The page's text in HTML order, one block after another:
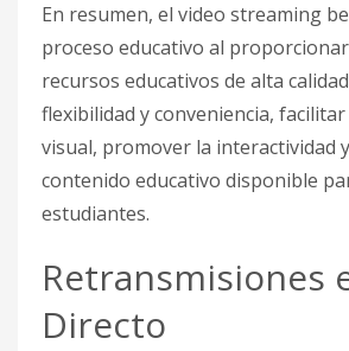
En resumen, el video streaming
proceso educativo al proporcionar
recursos educativos de alta
flexibilidad y conveniencia,
visual, promover la interactividad
contenido educativo disponible
estudiantes.
Retransmisiones
Directo